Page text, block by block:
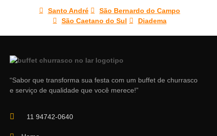
Santo André
São Bernardo do Campo
São Caetano do Sul
Diadema
“Sabor que transforma sua festa com um buffet de churrasco
e serviço de qualidade que você merece!”
11 94742-0640